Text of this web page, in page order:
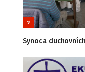
2
Synoda